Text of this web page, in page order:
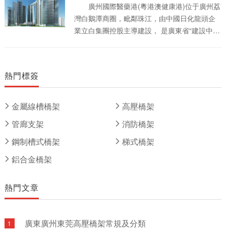
家批發市場3萬多商戶，年交易額近千億。
廣州國際醫藥港(粵港澳健康港)位于廣州荔
灣白鵝潭商圈，毗鄰珠江，由中國日化龍頭企
業立白集團控股主導建設， 是廣東省“建設中醫
萬㎡，總投資超300億元，包含四大部分，分別
是健康方舟、粵港澳國際健康合作區、智慧健
藥港將全力構建線上線下、智慧智能、互聯互
通、共享利他的大健康產業生態圈。
熱門標簽
金屬線槽橋架
高壓橋架
管廊支架
消防橋架
鋼制槽式橋架
梯式橋架
鋁合金橋架
熱門文章
1 廣東廣州東莞高壓橋架常規及分類